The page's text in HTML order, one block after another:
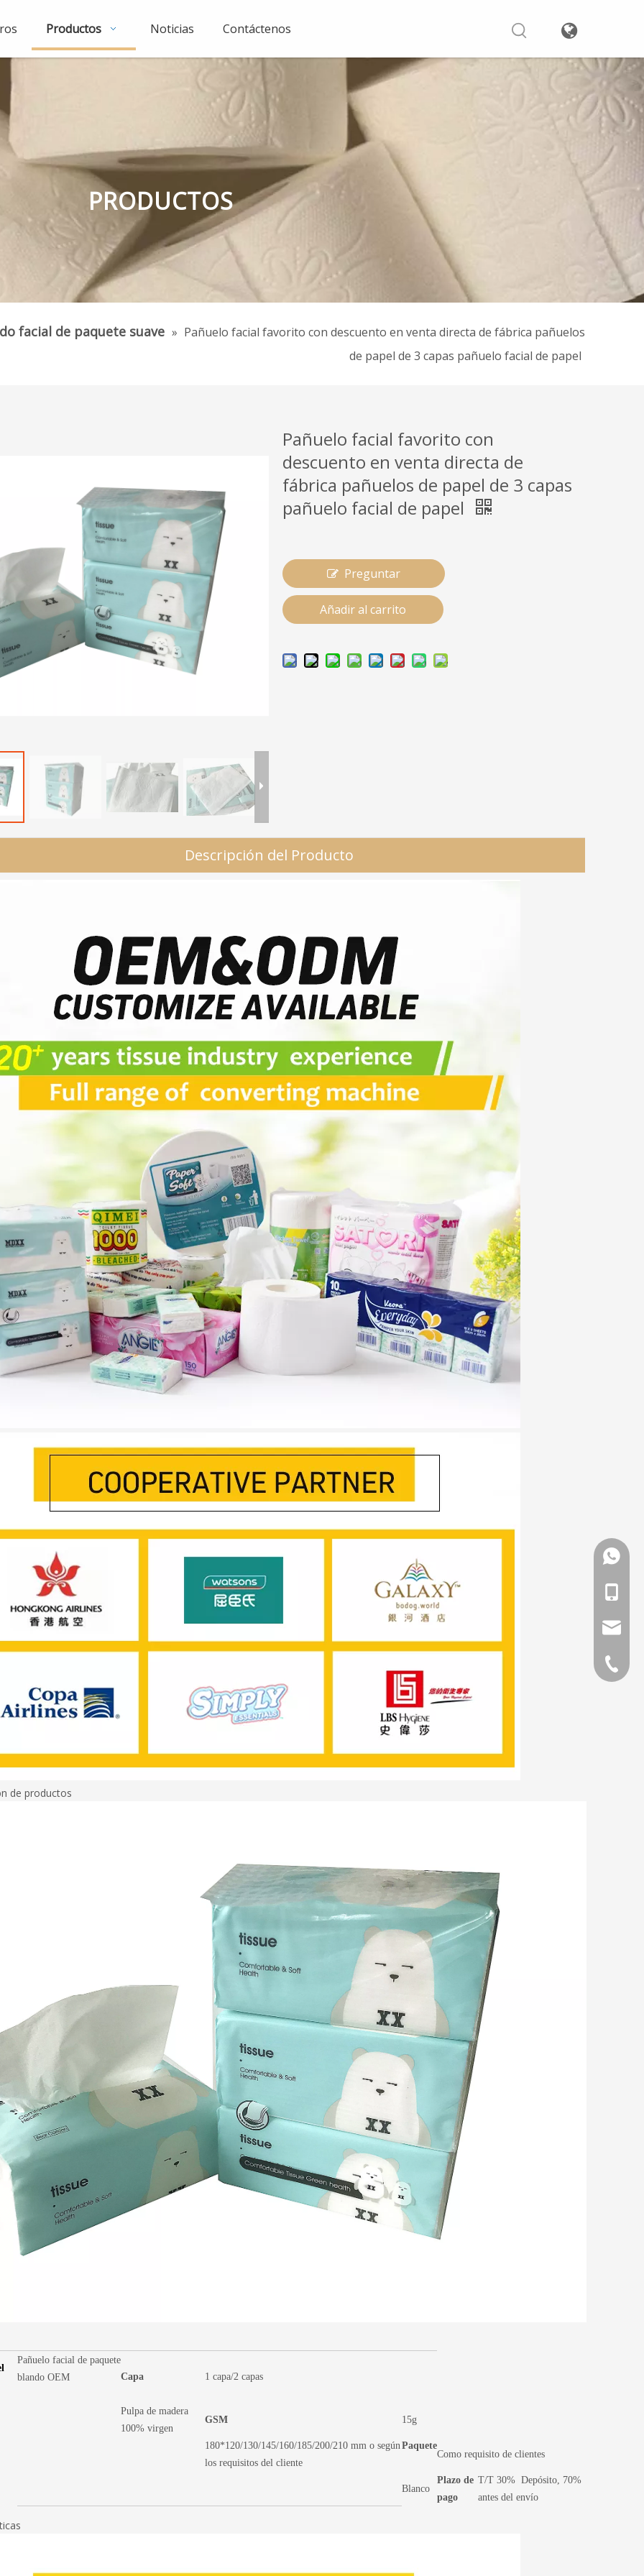
Productos Noticias Contáctenos
PRODUCTOS
facial de paquete suave » Pañuelo facial favorito con descuento en venta directa de fábrica pañuelos
de papel de 3 capas pañuelo facial de papel
Pañuelo facial favorito con
descuento en venta directa de
fábrica pañuelos de papel de 3 capas
pañuelo facial de papel
Preguntar
Añadir al carrito
Descripción del Producto
de productos
Pañuelo facial de paquete
blando OEM
Capa 1 capa/2 capas
Pulpa de madera
100% virgen
GSM 15g
180*120/130/145/160/185/200/210 mm o según
los requisitos del cliente
Paquete
Como requisito de clientes
Blanco
Plazo de
pago
T/T 30% Depósito, 70%
antes del envío